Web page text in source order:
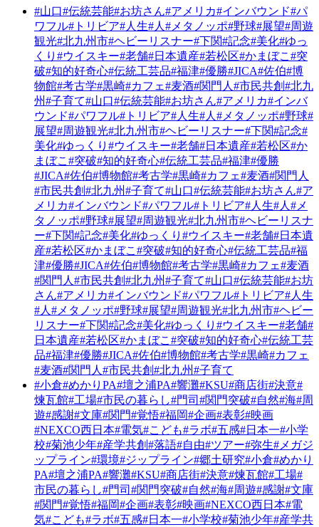
#山口#伝統芸能#お坊さん#アメリカ#インバウンド#パ
ワフル#トリビア#人生#人 #メタノッポ#野球#展望#周遊
観光#北九州市#ヘビーリスナー#下関#記念#美化#ゆっ
くり #ウイスキー#老舗#日本遺産#若松区#かまぼこ #突
破#知的好奇心#伝統工芸品#福津#優勝#JICA#佐伯#博
物館#考古学#黒崎#カフェ#麦酒#関門人 #市民共創#北九
州#子育て#山口#伝統芸能#お坊さん#アメリカ#インバ
ウンド#パワフル#トリビア#人生#人 #メタノッポ#野球#
展望#周遊観光#北九州市#ヘビーリスナー#下関#記念#
美化#ゆっくり #ウイスキー#老舗#日本遺産#若松区#か
まぼこ #突破#知的好奇心#伝統工芸品#福津#優勝
#JICA#佐伯#博物館#考古学#黒崎#カフェ#麦酒#関門人
#市民共創#北九州#子育て#山口#伝統芸能#お坊さん#ア
メリカ#インバウンド#パワフル#トリビア#人生#人 #メ
タノッポ#野球#展望#周遊観光#北九州市#ヘビーリスナ
ー#下関#記念#美化#ゆっくり #ウイスキー#老舗#日本遺
産#若松区#かまぼこ #突破#知的好奇心#伝統工芸品#福
津#優勝#JICA#佐伯#博物館#考古学#黒崎#カフェ#麦酒
#関門人 #市民共創#北九州#子育て#山口#伝統芸能#お坊
さん#アメリカ#インバウンド#パワフル#トリビア#人生
#人 #メタノッポ#野球#展望#周遊観光#北九州市#ヘビー
リスナー#下関#記念#美化#ゆっくり #ウイスキー#老舗#
日本遺産#若松区#かまぼこ #突破#知的好奇心#伝統工芸
品#福津#優勝#JICA#佐伯#博物館#考古学#黒崎#カフェ
#麦酒#関門人 #市民共創#北九州#子育て
#小倉#めかりPA#壇之浦PA#響灘#KSU#商店街#決意#
煉瓦館#工場#市民の暮らし#門司 #関門突破#自然#海#周
遊#感謝#文庫#関門#覚悟#福岡#企画#表彰#映画
#NEXCO西日本#電気#こども#ラボ#五感#日本一#小学
校#菊池少年#産学共創#落語#自由#ツアー#弥生#メガジ
ップライン#環境#ジップライン#郷土研究#小倉#めかり
PA#壇之浦PA#響灘#KSU#商店街#決意#煉瓦館#工場#
市民の暮らし#門司 #関門突破#自然#海#周遊#感謝#文庫
#関門#覚悟#福岡#企画#表彰#映画#NEXCO西日本#電
気#こども#ラボ#五感#日本一#小学校#菊池少年#産学共